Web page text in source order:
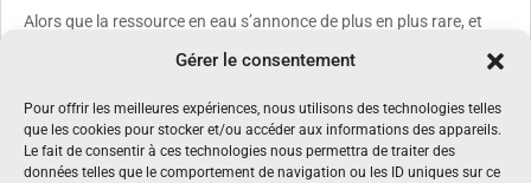
Gérer le consentement
Pour offrir les meilleures expériences, nous utilisons des technologies telles
que les cookies pour stocker et/ou accéder aux informations des appareils.
Le fait de consentir à ces technologies nous permettra de traiter des
données telles que le comportement de navigation ou les ID uniques sur ce
Alors que la ressource en eau s’annonce de plus en plus rare, et
donc onéreuse, les récupérateurs d’eau de pluie gagnent en
collectivités. Rencontre avec Stéphane Gauby, co-fondateur de
Cuve & Eau, à Jaunay-Marigny (86).
lire plus